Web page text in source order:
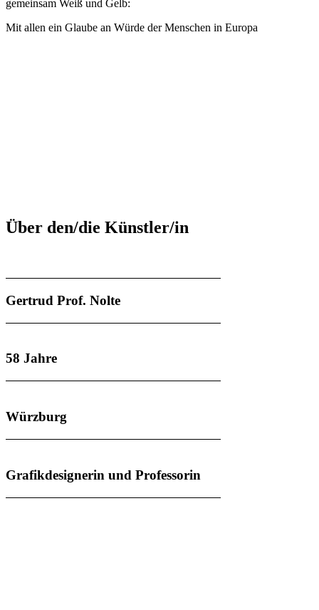
gemeinsam Weiß und Gelb:
Mit allen ein Glaube an Würde der Menschen in Europa
Über den/die Künstler/in
Gertrud Prof. Nolte
58 Jahre
Würzburg
Grafikdesignerin und Professorin